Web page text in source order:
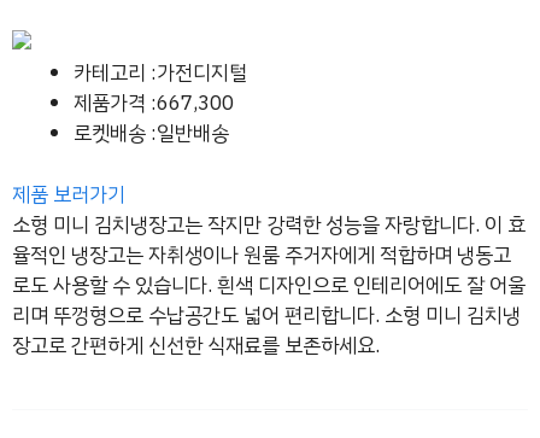
카테고리 :가전디지털
제품가격 :667,300
로켓배송 :일반배송
제품 보러가기
소형 미니 김치냉장고는 작지만 강력한 성능을 자랑합니다. 이 효
율적인 냉장고는 자취생이나 원룸 주거자에게 적합하며 냉동고
로도 사용할 수 있습니다. 흰색 디자인으로 인테리어에도 잘 어울
리며 뚜껑형으로 수납공간도 넓어 편리합니다. 소형 미니 김치냉
장고로 간편하게 신선한 식재료를 보존하세요.